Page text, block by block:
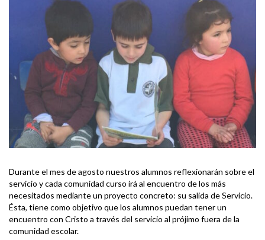
Durante el mes de agosto nuestros alumnos reflexionarán sobre el
servicio y cada comunidad curso irá al encuentro de los más
necesitados mediante un proyecto concreto: su salida de Servicio.
Ésta, tiene como objetivo que los alumnos puedan tener un
encuentro con Cristo a través del servicio al prójimo fuera de la
comunidad escolar.